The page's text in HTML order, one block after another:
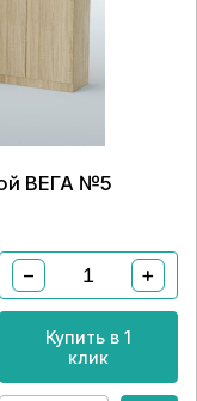
ВЕГА №5
− +
Купить в 1
клик